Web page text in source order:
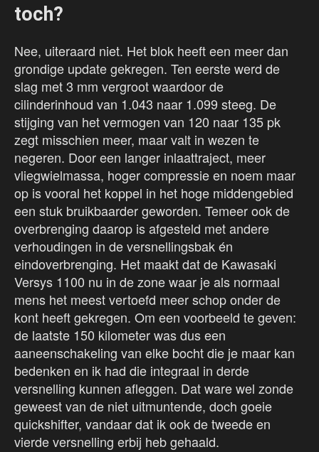
toch?
Nee, uiteraard niet. Het blok heeft een meer dan
grondige update gekregen. Ten eerste werd de
slag met 3 mm vergroot waardoor de
cilinderinhoud van 1.043 naar 1.099 steeg. De
stijging van het vermogen van 120 naar 135 pk
zegt misschien meer, maar valt in wezen te
negeren. Door een langer inlaattraject, meer
vliegwielmassa, hoger compressie en noem maar
op is vooral het koppel in het hoge middengebied
een stuk bruikbaarder geworden. Temeer ook de
overbrenging daarop is afgesteld met andere
verhoudingen in de versnellingsbak én
eindoverbrenging. Het maakt dat de Kawasaki
Versys 1100 nu in de zone waar je als normaal
mens het meest vertoefd meer schop onder de
kont heeft gekregen. Om een voorbeeld te geven:
de laatste 150 kilometer was dus een
aaneenschakeling van elke bocht die je maar kan
bedenken en ik had die integraal in derde
versnelling kunnen afleggen. Dat ware wel zonde
geweest van de niet uitmuntende, doch goeie
quickshifter, vandaar dat ik ook de tweede en
vierde versnelling erbij heb gehaald.